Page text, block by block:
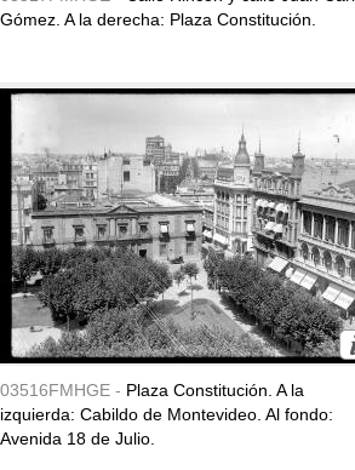
Gómez. A la derecha: Plaza Constitución.
03516FMHGE - Plaza Constitución. A la
izquierda: Cabildo de Montevideo. Al fondo:
Avenida 18 de Julio.